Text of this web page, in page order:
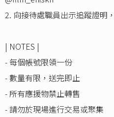
2. 向接待處職員出示追蹤證明
| NOTES |
- 每個帳號限領一份
- 數量有限，送完即止
- 所有應援物禁止轉售
- 請勿於現場進行交易或聚集